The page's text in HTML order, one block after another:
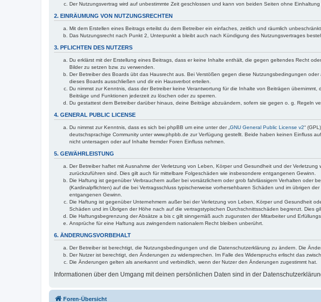
Der Nutzungsvertrag wird auf unbestimmte Zeit geschlossen und kann von beiden Seiten ohne Einhaltung
2. EINRÄUMUNG VON NUTZUNGSRECHTEN
Mit dem Erstellen eines Beitrags erteilst du dem Betreiber ein einfaches, zeitlich und räumlich
Das Nutzungsrecht nach Punkt 2, Unterpunkt a bleibt auch nach Kündigung des Nutzungsvertrages
3. PFLICHTEN DES NUTZERS
Du erklärst mit der Erstellung eines Beitrags, dass er keine Inhalte enthält, die gegen geltendes Recht
Bilder zu setzen bzw. zu verwenden.
Der Betreiber des Boards übt das Hausrecht aus. Bei Verstößen gegen diese Nutzungsbedingungen
dieses Boards ausschließen und dir ein Hausverbot erteilen.
Du nimmst zur Kenntnis, dass der Betreiber keine Verantwortung für die Inhalte von Beiträgen
Beiträge und Funktionen jederzeit zu löschen oder zu sperren.
Du gestattest dem Betreiber darüber hinaus, deine Beiträge abzuändern, sofern sie gegen o. g. Regeln
4. GENERAL PUBLIC LICENSE
Du nimmst zur Kenntnis, dass es sich bei phpBB um eine unter der „ GNU General Public License v2“
deutschsprachige Community unter www.phpbb.de zur Verfügung gestellt. Beide haben keinen Einfluss
nicht untersagen oder auf Inhalte fremder Foren Einfluss nehmen.
5. GEWÄHRLEISTUNG
Der Betreiber haftet mit Ausnahme der Verletzung von Leben, Körper und Gesundheit und der
zurückzuführen sind. Dies gilt auch für mittelbare Folgeschäden wie insbesondere entgangenen Gewinn.
Die Haftung ist gegenüber Verbrauchern außer bei vorsätzlichem oder grob fahrlässigem Verhalten oder
(Kardinalpflichten) auf die bei Vertragsschluss typischerweise vorhersehbaren Schäden und im übrigen
entgangenen Gewinn.
Die Haftung ist gegenüber Unternehmern außer bei der Verletzung von Leben, Körper und Gesundheit
Schäden und im Übrigen der Höhe nach auf die vertragstypischen Durchschnittsschäden begrenzt. Dies
Die Haftungsbegrenzung der Absätze a bis c gilt sinngemäß auch zugunsten der Mitarbeiter und
Ansprüche für eine Haftung aus zwingendem nationalem Recht bleiben unberührt.
6. ÄNDERUNGSVORBEHALT
Der Betreiber ist berechtigt, die Nutzungsbedingungen und die Datenschutzerklärung zu ändern. Die
Der Nutzer ist berechtigt, den Änderungen zu widersprechen. Im Falle des Widerspruchs erlischt das
Die Änderungen gelten als anerkannt und verbindlich, wenn der Nutzer den Änderungen zugestimmt hat.
Informationen über den Umgang mit deinen persönlichen Daten sind in der
Foren-Übersicht